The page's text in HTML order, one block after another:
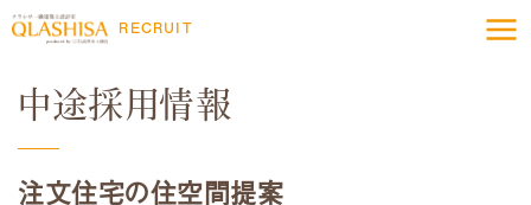
RECRUIT
中途採用情報
注文住宅の住空間提案